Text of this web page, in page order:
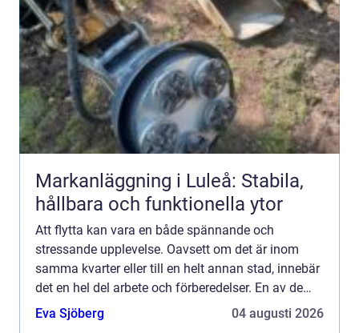
Markanläggning i Luleå: Stabila,
hållbara och funktionella ytor
Att flytta kan vara en både spännande och
stressande upplevelse. Oavsett om det är inom
samma kvarter eller till en helt annan stad, innebär
det en hel del arbete och förberedelser. En av de
oftast förbisedda men kritis...
Eva Sjöberg 04 augusti 2026